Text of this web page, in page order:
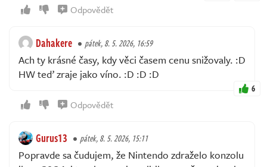
Odpovědět
Dahakere pátek, 8. 5. 2026, 16:59
Ach ty krásné časy, kdy věci časem cenu snižovaly. :D
HW teď zraje jako víno. :D :D :D
6
Odpovědět
Gurus13 pátek, 8. 5. 2026, 15:11
Popravde sa čudujem, že Nintendo zdraželo konzolu